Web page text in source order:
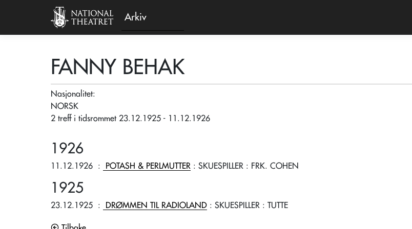
Arkiv
FANNY BEHAK
Nasjonalitet:
NORSK
2 treff i tidsrommet 23.12.1925 - 11.12.1926
1926
11.12.1926 : POTASH & PERLMUTTER : SKUESPILLER : FRK. COHEN
1925
23.12.1925 : DRØMMEN TIL RADIOLAND : SKUESPILLER : TUTTE